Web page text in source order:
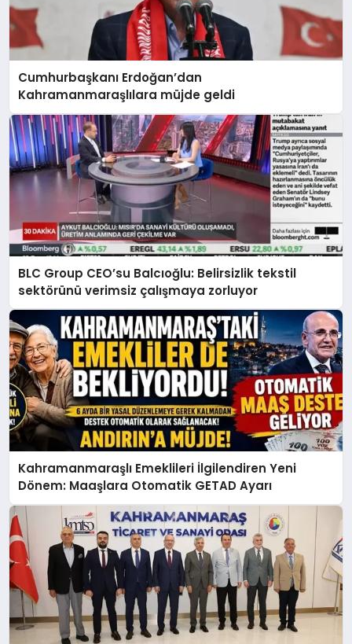
Cumhurbaşkanı Erdoğan’dan
Kahramanmaraşlılara müjde geldi
BLC Group CEO’su Balcıoğlu: Belirsizlik tekstil
sektörünü verimsiz çalışmaya zorluyor
Kahramanmaraşlı Emeklileri İlgilendiren Yeni
Dönem: Maaşlara Otomatik GETAD Ayarı